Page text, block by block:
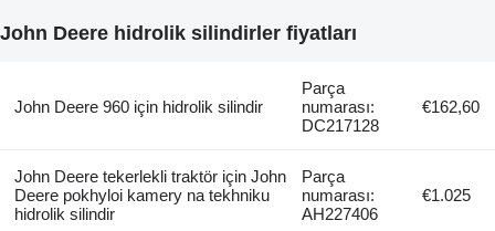
John Deere hidrolik silindirler fiyatları
John Deere 960 için hidrolik silindir
Parça
numarası:
DC217128
€162,60
John Deere tekerlekli traktör için John
Deere pokhyloi kamery na tekhniku
hidrolik silindir
Parça
numarası:
AH227406
€1.025